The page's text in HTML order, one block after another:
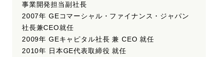
事業開発担当副社長
2007年 GEコマーシャル・ファイナンス・ジャパン
社長兼CEO就任
2009年 GEキャピタル社長 兼 CEO 就任
2010年 日本GE代表取締役 就任